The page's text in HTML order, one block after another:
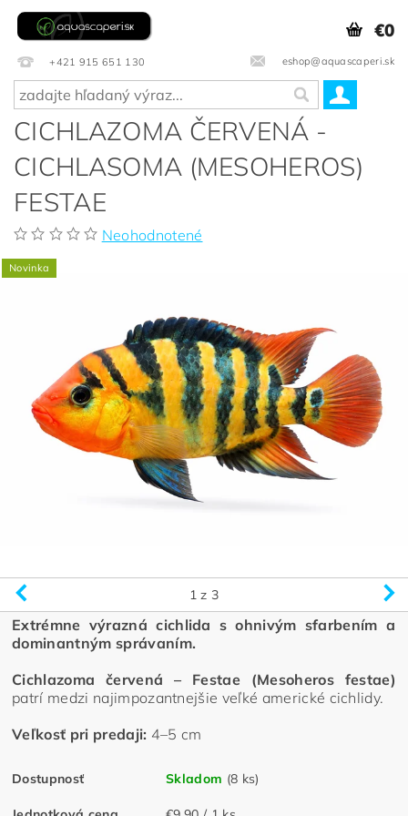
+421 915 651 130 eshop@aquascaperi.sk
€0
CICHLAZOMA ČERVENÁ -
CICHLASOMA (MESOHEROS)
FESTAE
Neohodnotené
Novinka
1 z 3
Extrémne výrazná cichlida s ohnivým sfarbením a
dominantným správaním.
Cichlazoma červená – Festae (Mesoheros festae)
patrí medzi najimpozantnejšie veľké americké cichlidy.
Veľkosť pri predaji: 4–5 cm
Dostupnosť Skladom (8 ks)